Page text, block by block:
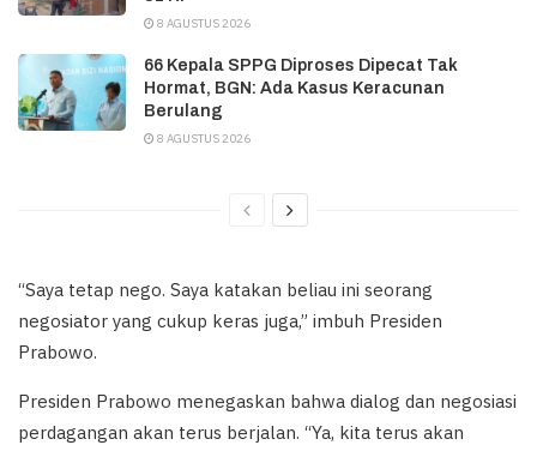
8 AGUSTUS 2026
66 Kepala SPPG Diproses Dipecat Tak
Hormat, BGN: Ada Kasus Keracunan
Berulang
8 AGUSTUS 2026
“Saya tetap nego. Saya katakan beliau ini seorang
negosiator yang cukup keras juga,” imbuh Presiden
Prabowo.
Presiden Prabowo menegaskan bahwa dialog dan negosiasi
perdagangan akan terus berjalan. “Ya, kita terus akan